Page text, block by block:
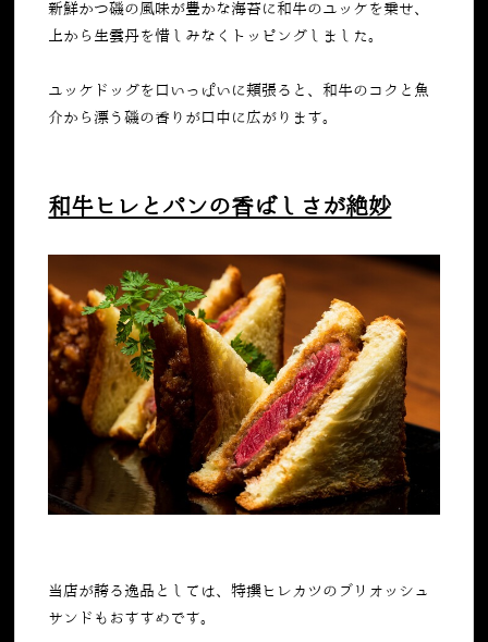
新鮮かつ磯の風味が豊かな海苔に和牛のユッケを乗せ、
上から生雲丹を惜しみなくトッピングしました。
ユッケドッグを口いっぱいに頬張ると、和牛のコクと魚
介から漂う磯の香りが口中に広がります。
和牛ヒレとパンの香ばしさが絶妙
当店が誇る逸品としては、特撰ヒレカツのブリオッシュ
サンドもおすすめです。